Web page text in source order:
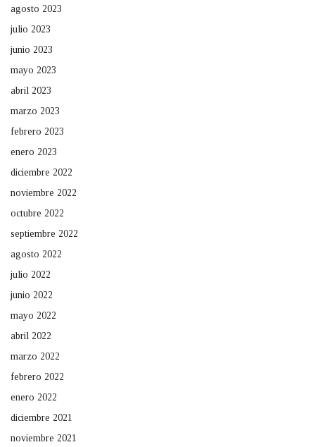
agosto 2023
julio 2023
junio 2023
mayo 2023
abril 2023
marzo 2023
febrero 2023
enero 2023
diciembre 2022
noviembre 2022
octubre 2022
septiembre 2022
agosto 2022
julio 2022
junio 2022
mayo 2022
abril 2022
marzo 2022
febrero 2022
enero 2022
diciembre 2021
noviembre 2021